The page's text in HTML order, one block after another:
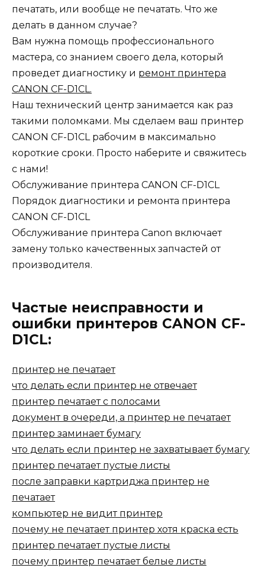
печатать, или вообще не печатать. Что же
делать в данном случае?
Вам нужна помощь профессионального
мастера, со знанием своего дела, который
проведет диагностику и ремонт принтера
CANON CF-D1CL.
Наш технический центр занимается как раз
такими поломками. Мы сделаем ваш принтер
CANON CF-D1CL рабочим в максимально
короткие сроки. Просто наберите и свяжитесь
с нами!
Обслуживание принтера CANON CF-D1CL
Порядок диагностики и ремонта принтера
CANON CF-D1CL
Обслуживание принтера Canon включает
замену только качественных запчастей от
производителя.
Частые неисправности и
ошибки принтеров CANON CF-
D1CL:
принтер не печатает
что делать если принтер не отвечает
принтер печатает с полосами
документ в очереди, а принтер не печатает
принтер заминает бумагу
что делать если принтер не захватывает бумагу
принтер печатает пустые листы
после заправки картриджа принтер не
печатает
компьютер не видит принтер
почему не печатает принтер хотя краска есть
принтер печатает пустые листы
почему принтер печатает белые листы